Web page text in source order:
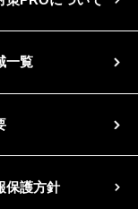
一覧
保護方針